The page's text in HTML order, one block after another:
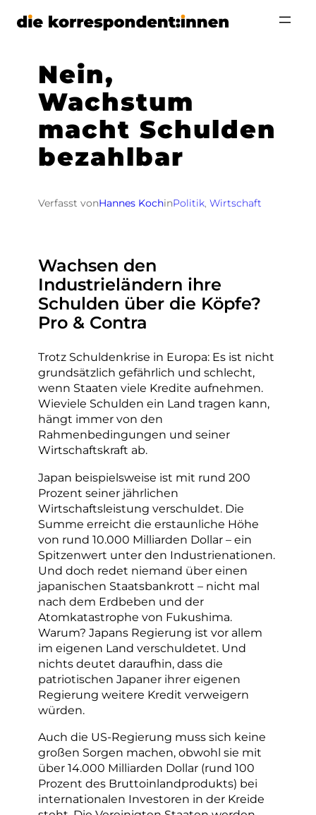
Zum
Nein,
Wachstum
macht Schulden
bezahlbar
Verfasst vonHannes KochinPolitik, Wirtschaft
Wachsen den
Industrieländern ihre
Schulden über die Köpfe?
Pro & Contra
Trotz Schuldenkrise in Europa: Es ist nicht
grundsätzlich gefährlich und schlecht,
wenn Staaten viele Kredite aufnehmen.
Wieviele Schulden ein Land tragen kann,
hängt immer von den
Rahmenbedingungen und seiner
Wirtschaftskraft ab.
Japan beispielsweise ist mit rund 200
Prozent seiner jährlichen
Wirtschaftsleistung verschuldet. Die
Summe erreicht die erstaunliche Höhe
von rund 10.000 Milliarden Dollar – ein
Spitzenwert unter den Industrienationen.
Und doch redet niemand über einen
japanischen Staatsbankrott – nicht mal
nach dem Erdbeben und der
Atomkatastrophe von Fukushima.
Warum? Japans Regierung ist vor allem
im eigenen Land verschuldetet. Und
nichts deutet daraufhin, dass die
patriotischen Japaner ihrer eigenen
Regierung weitere Kredit verweigern
würden.
Auch die US-Regierung muss sich keine
großen Sorgen machen, obwohl sie mit
über 14.000 Milliarden Dollar (rund 100
Prozent des Bruttoinlandprodukts) bei
internationalen Investoren in der Kreide